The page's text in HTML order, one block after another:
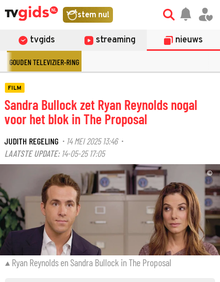
stem nu!
tvgids streaming nieuws
GOUDEN TELEVIZIER-RING
FILM
Sandra Bullock zet Ryan Reynolds nogal
voor het blok in The Proposal
JUDITH REGELING · 14 MEI 2025 13:46·
LAATSTE UPDATE: 14-05-25 17:05
©
Ryan Reynolds en Sandra Bullock in The Proposal